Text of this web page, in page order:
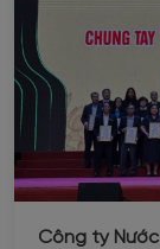
Công ty